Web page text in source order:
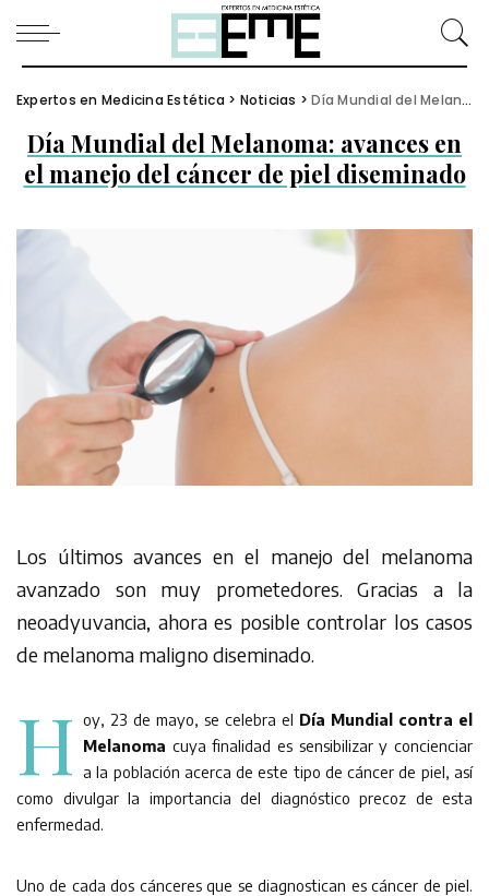
Expertos en Medicina Estética > Noticias >Día Mundial del Melanoma: avances en el manejo del cáncer de piel diseminado
Día Mundial del Melanoma: avances en
el manejo del cáncer de piel diseminado
Los últimos avances en el manejo del melanoma
avanzado son muy prometedores. Gracias a la
neoadyuvancia, ahora es posible controlar los casos
de melanoma maligno diseminado.
H oy, 23 de mayo, se celebra el Día Mundial contra el
Melanoma cuya finalidad es sensibilizar y concienciar
a la población acerca de este tipo de cáncer de piel, así
como divulgar la importancia del diagnóstico precoz de esta
enfermedad.
Uno de cada dos cánceres que se diagnostican es cáncer de piel.